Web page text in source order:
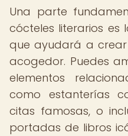
Una parte
cócteles literarios es
que ayudará a
acogedor. Puedes
elementos
como estanterías
citas famosas, o
portadas de libros